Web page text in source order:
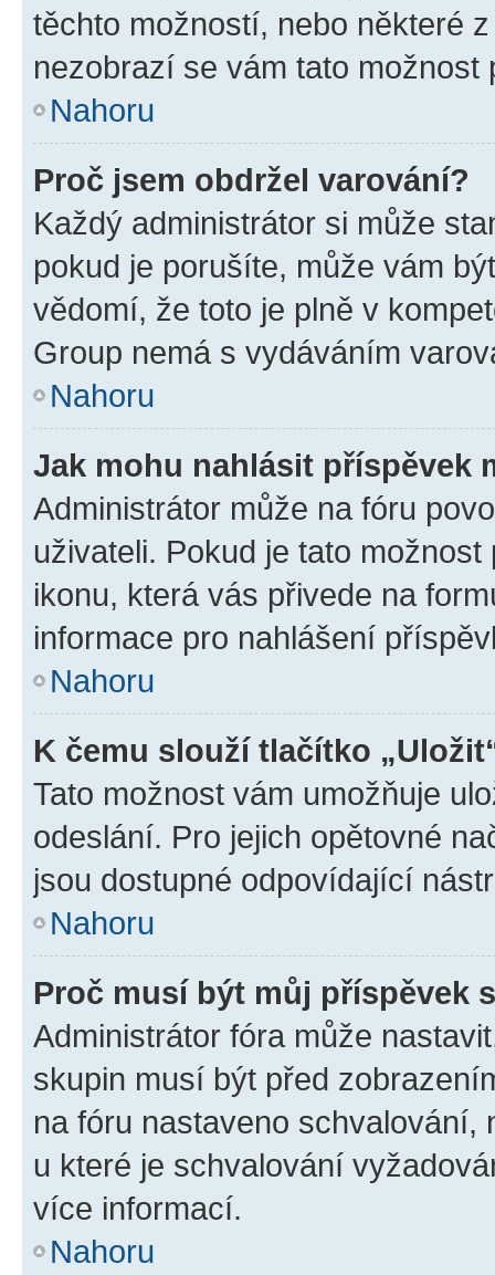
těchto možností, nebo některé
nezobrazí se vám tato
Nahoru
Proč jsem obdržel varování?
Každý administrátor si může
pokud je porušíte, může vám
vědomí, že toto je plně v
Group nemá s vydáváním
Nahoru
Jak mohu nahlásit příspěvek
Administrátor může na fóru
uživateli. Pokud je tato
ikonu, která vás přivede na
informace pro nahlášení
Nahoru
K čemu slouží tlačítko
Tato možnost vám umožňuje
odeslání. Pro jejich opětovné
jsou dostupné odpovídající
Nahoru
Proč musí být můj příspěvek
Administrátor fóra může
skupin musí být před
na fóru nastaveno schvalování,
u které je schvalování
více informací.
Nahoru